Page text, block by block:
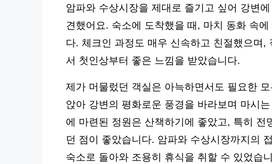
암파와 수상시장을 제대로 즐기고 싶어 강변
견했어요. 숙소에 도착했을 때, 마치 동화 속
다. 체크인 과정도 매우 신속하고 친절했으며
서 첫인상부터 좋은 느낌을 받았습니다.
제가 머물렀던 객실은 아늑하면서도 필요한
앉아 강변의 평화로운 풍경을 바라보며 마시
에 마련된 정원은 산책하기에 좋았고, 특히
던 점이 좋았습니다. 암파와 수상시장까지의
숙소로 돌아와 조용히 휴식을 취할 수 있었습